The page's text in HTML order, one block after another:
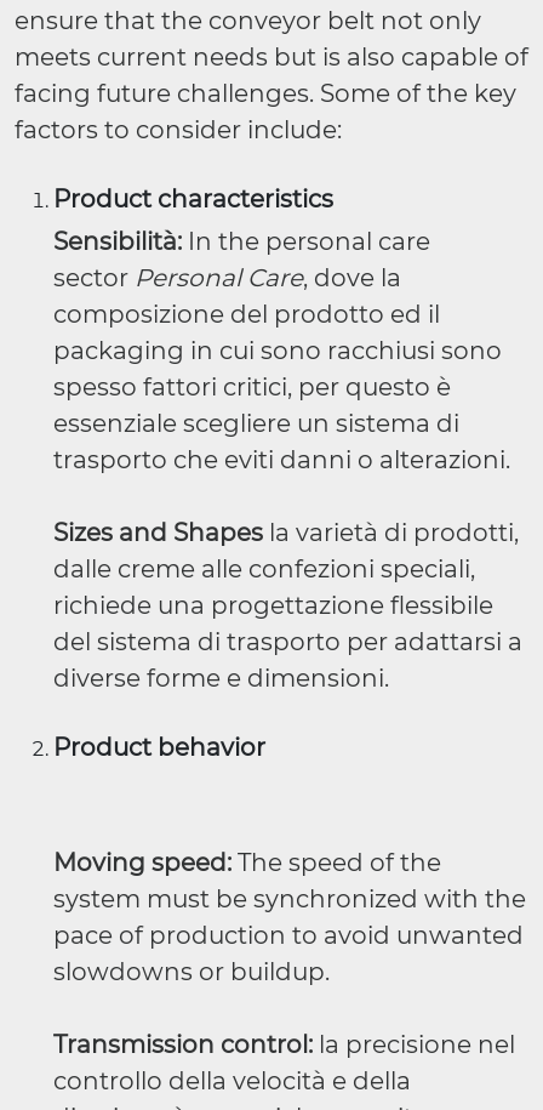
ensure that the conveyor belt not only
meets current needs but is also capable of
facing future challenges. Some of the key
factors to consider include:
Product characteristics
Sensibilità: In the personal care
sector Personal Care, dove la
composizione del prodotto ed il
packaging in cui sono racchiusi sono
spesso fattori critici, per questo è
essenziale scegliere un sistema di
trasporto che eviti danni o alterazioni.
Sizes and Shapes la varietà di prodotti,
dalle creme alle confezioni speciali,
richiede una progettazione flessibile
del sistema di trasporto per adattarsi a
diverse forme e dimensioni.
Product behavior
Moving speed: The speed of the
system must be synchronized with the
pace of production to avoid unwanted
slowdowns or buildup.
Transmission control: la precisione nel
controllo della velocità e della